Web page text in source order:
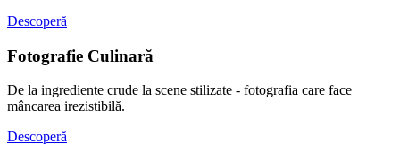
Descoperă
Fotografie Culinară
De la ingrediente crude la scene stilizate - fotografia care face
mâncarea irezistibilă.
Descoperă